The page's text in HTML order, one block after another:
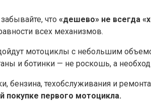
что «дешево» не всегда
всех механизмов.​
мотоциклы с небольшим
и ботинки — не роскошь, а
бензина, техобслуживания и
первого мотоцикла.​